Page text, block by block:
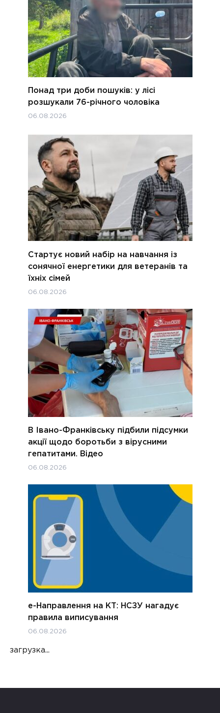
Понад три доби пошуків: у лісі
розшукали 76-річного чоловіка
06.08.2026
Стартує новий набір на навчання із
сонячної енергетики для ветеранів та
їхніх сімей
06.08.2026
В Івано-Франківську підбили підсумки
акції щодо боротьби з вірусними
гепатитами. Відео
06.08.2026
е-Направлення на КТ: НСЗУ нагадує
правила виписування
06.08.2026
загрузка...